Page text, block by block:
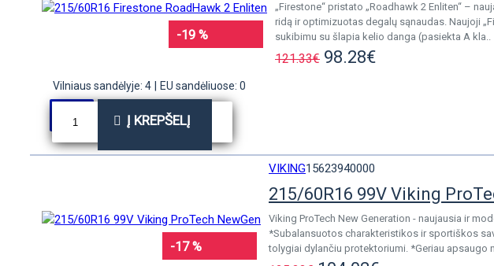
-19 %
„Firestone“ pristato „Roadhawk 2 Enliten“ –
ridą ir optimizuotas degalų sąnaudas. Naujoji
sukibimu su šlapia kelio danga (pasiekta A kla..
121.33€ 98.28€
Vilniaus sandėlyje: 4 EU sandėliuose: 0
Į KREPŠELĮ
-17 %
VIKING15623940000
215/60R16 99V Viking
Viking ProTech New Generation - naujausia ir
*Subalansuotos charakteristikos ir sportiškos
tolygiai dylančiu protektoriumi. *Geriau apsaugo